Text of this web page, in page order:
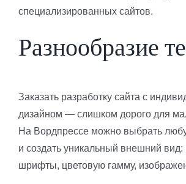
специализированных сайтов.
Разнообразие
Заказать разработку сайта с
дизайном — слишком дорого для
На Вордпрессе можно выбрать
и создать уникальный внешний вид:
шрифты, цветовую гамму,